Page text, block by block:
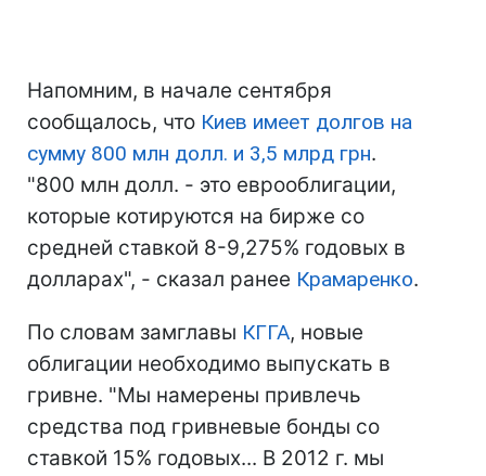
Напомним, в начале сентября
сообщалось, что Киев имеет долгов на
сумму 800 млн долл. и 3,5 млрд грн.
"800 млн долл. - это еврооблигации,
которые котируются на бирже со
средней ставкой 8-9,275% годовых в
долларах", - сказал ранее Крамаренко.
По словам замглавы КГГА, новые
облигации необходимо выпускать в
гривне. "Мы намерены привлечь
средства под гривневые бонды со
ставкой 15% годовых... В 2012 г. мы